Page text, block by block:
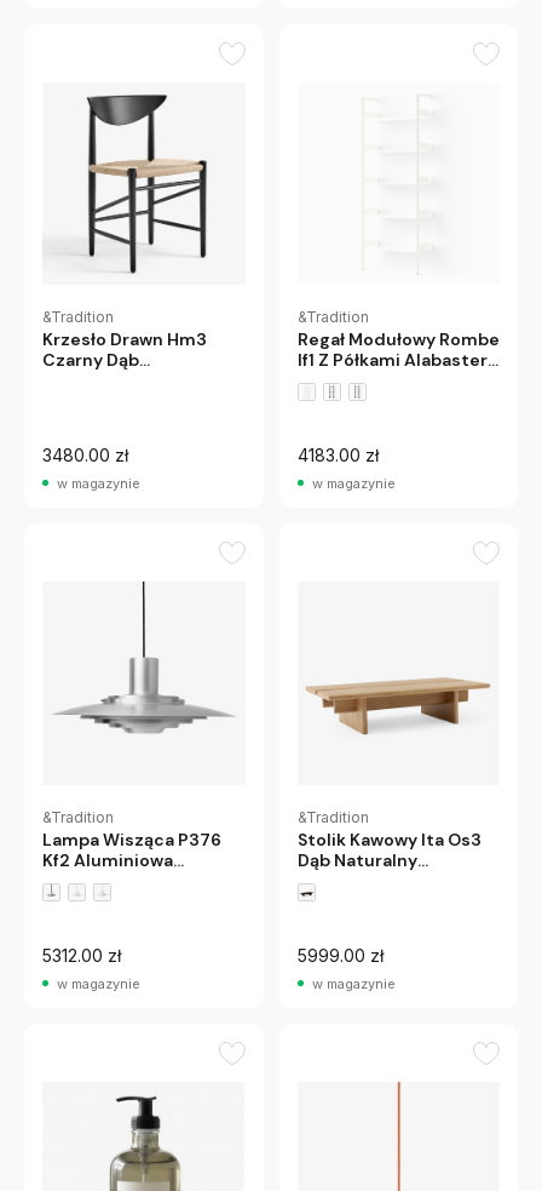
&Tradition
Krzesło Drawn Hm3
Czarny Dąb
3480.00 zł
w magazynie
&Tradition
Regał Modułowy Rombe
If1 Z Półkami Alabaster
Andtradition
4183.00 zł
w magazynie
&Tradition
Lampa Wisząca P376
Kf2 Aluminiowa
Andtradition
5312.00 zł
w magazynie
&Tradition
Stolik Kawowy Ita Os3
Dąb Naturalny
Andtradition
5999.00 zł
w magazynie